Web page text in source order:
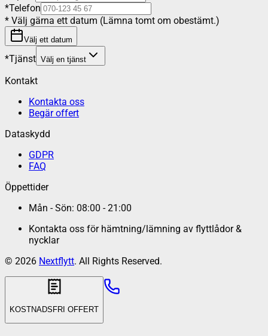
*Telefon
* Välj gärna ett datum (Lämna tomt om obestämt.)
Välj ett datum
*Tjänst Välj en tjänst
Kontakt
Kontakta oss
Begär offert
Dataskydd
GDPR
FAQ
Öppettider
Mån - Sön: 08:00 - 21:00
Kontakta oss för hämtning/lämning av flyttlådor &
nycklar
© 2026 Nextflytt. All Rights Reserved.
KOSTNADSFRI OFFERT